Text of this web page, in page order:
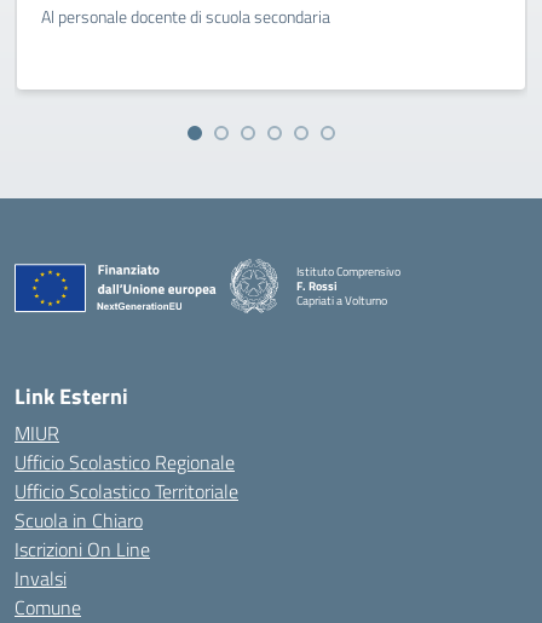
Al personale docente di scuola secondaria
Istituto Comprensivo
F. Rossi
Capriati a Volturno
— Visita la pagina iniziale della scuola
Link Esterni
MIUR
Ufficio Scolastico Regionale
Ufficio Scolastico Territoriale
Scuola in Chiaro
Iscrizioni On Line
Invalsi
Comune